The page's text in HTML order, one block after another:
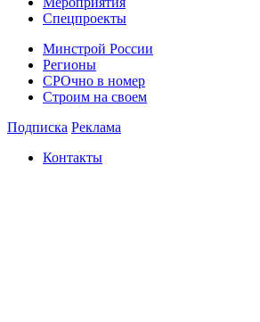
Спецпроекты
Минстрой России
Регионы
СРОчно в номер
Строим на своем
Подписка Реклама
Контакты